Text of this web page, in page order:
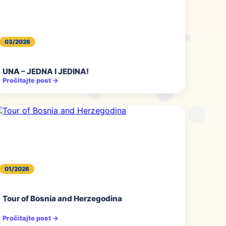
03/2026
UNA – JEDNA I JEDINA!
Pročitajte post →
01/2026
Tour of Bosnia and Herzegodina
Pročitajte post →